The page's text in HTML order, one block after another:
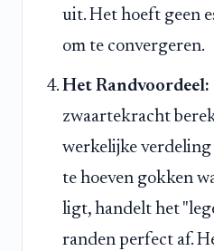
uit. Het hoeft geen
om te convergeren.
Het Randvoordeel:
zwaartekracht
werkelijke
te hoeven gokken
ligt, handelt het
randen perfect af.